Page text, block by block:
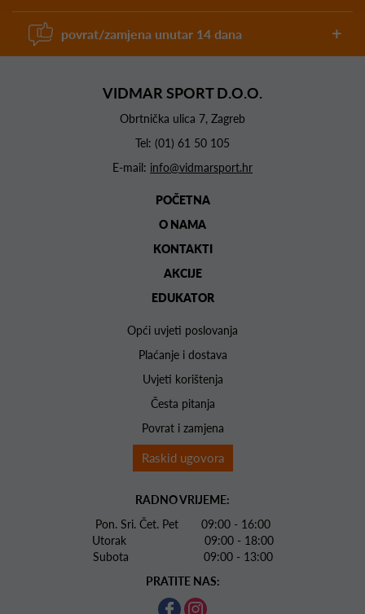
povrat/zamjena unutar 14 dana
VIDMAR SPORT D.O.O.
Obrtnička ulica 7, Zagreb
Tel: (01) 61 50 105
E-mail: info@vidmarsport.hr
POČETNA
O NAMA
KONTAKTI
AKCIJE
EDUKATOR
Opći uvjeti poslovanja
Plaćanje i dostava
Uvjeti korištenja
Česta pitanja
Povrat i zamjena
Raskid ugovora
RADNO VRIJEME:
Pon. Sri. Čet. Pet 09:00 - 16:00
Utorak 09:00 - 18:00
Subota 09:00 - 13:00
PRATITE NAS: